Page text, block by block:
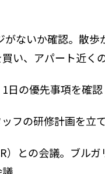
ないか確認。散歩
い、アパート近く
日の優先事項を確認
フの研修計画を立
）との会議。ブル